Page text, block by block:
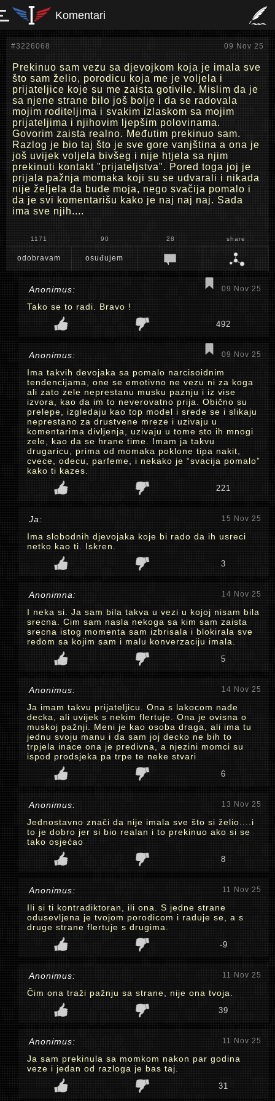
Komentari
#3226068 09 Nov 25
Prekinuo sam vezu sa djevojkom koja je imala sve
što sam želio, porodicu koja me je voljela i
prijateljice koje su me zaista gotivile. Mislim da je
sa njene strane bilo još bolje i da se radovala
mojim roditeljima i svakim izlaskom sa mojim
prijateljima i njihovim ljepšim polovinama.
Govorim zaista realno. Međutim prekinuo sam.
Razlog je bio taj što je sve gore vanjština a ona je
još uvijek voljela bivšeg i nije htjela sa njim
prekinuti kontakt "prijateljstva". Pored toga joj je
prijala pažnja momaka koji su se udvarali i nikada
nije željela da bude moja, nego svačija pomalo i
da je svi komentarišu kako je naj naj naj. Sada
ima sve njih....
1171 90 28 share
odobravam osuđujem
Anonimus: 09 Nov 25
Tako se to radi. Bravo !
492
Anonimus: 09 Nov 25
Ima takvih devojaka sa pomalo narcisoidnim
tendencijama, one se emotivno ne vezu ni za koga
ali zato zele neprestanu musku paznju i iz vise
izvora, kao da im to neverovatno prija. Obično su
prelepe, izgledaju kao top model i srede se i slikaju
neprestano za drustvene mreze i uzivaju u
komentarima divljenja, uzivaju u tome sto ih mnogi
zele, kao da se hrane time. Imam ja takvu
drugaricu, prima od momaka poklone tipa nakit,
cvece, odecu, parfeme, i nekako je “svacija pomalo”
kako ti kazes.
221
Ja: 15 Nov 25
Ima slobodnih djevojaka koje bi rado da ih usreci
netko kao ti. Iskren.
3
Anonimna: 14 Nov 25
I neka si. Ja sam bila takva u vezi u kojoj nisam bila
srecna. Cim sam nasla nekoga sa kim sam zaista
srecna istog momenta sam izbrisala i blokirala sve
redom sa kojim sam i malu konverzaciju imala.
5
Anonimus: 14 Nov 25
Ja imam takvu prijateljicu. Ona s lakocom nađe
decka, ali uvijek s nekim flertuje. Ona je ovisna o
muskoj pažnji. Meni je kao osoba draga, ali ima tu
jednu svoju manu i da sam joj decko ne bih to
trpjela inace ona je predivna, a njezini momci su
ispod prodsjeka pa trpe te neke stvari
6
Anonimus: 13 Nov 25
Jednostavno znači da nije imala sve što si želio....i
to je dobro jer si bio realan i to prekinuo ako si se
tako osjećao
8
Anonimus: 11 Nov 25
Ili si ti kontradiktoran, ili ona. S jedne strane
odusevljena je tvojom porodicom i raduje se, a s
druge strane flertuje s drugima.
-9
Anonimus: 11 Nov 25
Čim ona traži pažnju sa strane, nije ona tvoja.
39
Anonimus: 11 Nov 25
Ja sam prekinula sa momkom nakon par godina
veze i jedan od razloga je bas taj.
31